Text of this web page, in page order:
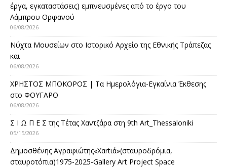
έργα, εγκαταστάσεις) εμπνευσμένες από το έργο του
Λάμπρου Ορφανού
06/08/2026
Νύχτα Μουσείων στο Ιστορικό Αρχείο της Εθνικής Τράπεζας
και
06/08/2026
ΧΡΗΣΤΟΣ ΜΠΟΚΟΡΟΣ | Τα Ημερολόγια-Εγκαίνια Έκθεσης
στο ΦΟΥΓΑΡΟ
06/08/2026
Σ Ι Ω Π Ε Σ της Τέτας Χαντζάρα στη 9th Art_Thessaloniki
05/15/2026
Δημοσθένης Αγραφιώτης«Xαrtιά»(σταυροδρόμια,
σταυροτόπια)1975-2025-Gallery Art Project Space